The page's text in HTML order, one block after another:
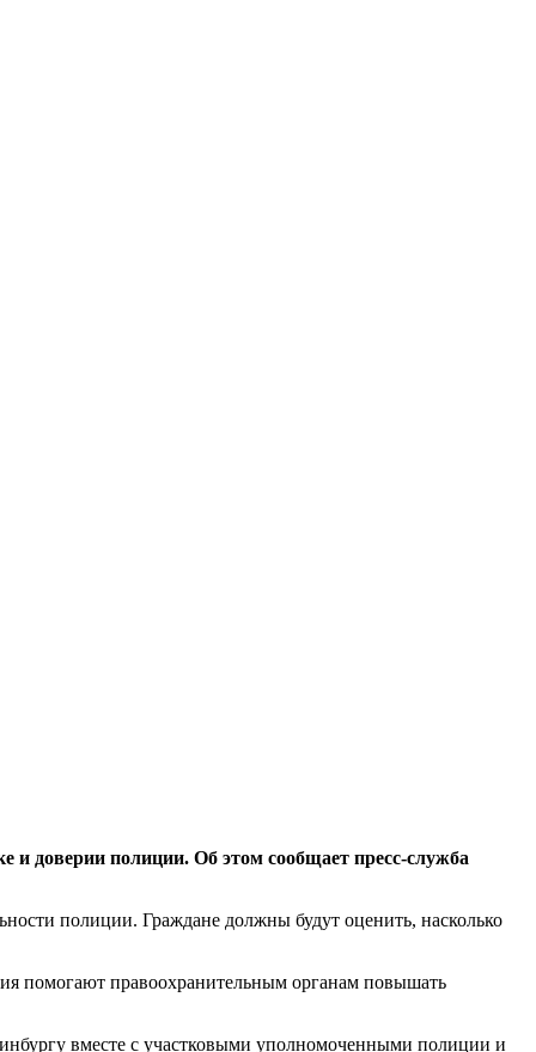
полиции. Об этом сообщает пресс-служба
полиции. Граждане должны будут оценить, насколько
помогают правоохранительным органам повышать
вместе с участковыми уполномоченными полиции и